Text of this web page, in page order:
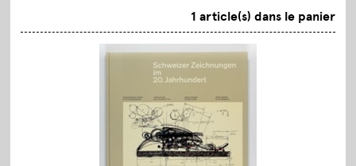
1 article(s) dans le panier